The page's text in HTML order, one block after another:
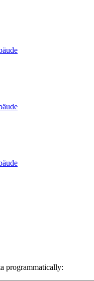
programmatically: